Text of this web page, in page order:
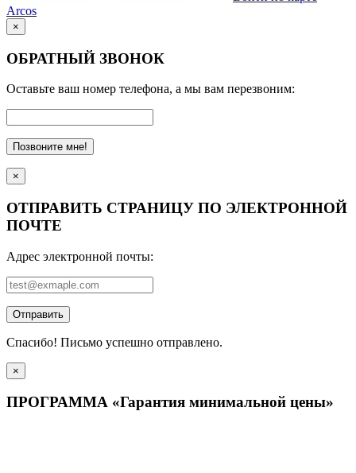
Arcos
×
ОБРАТНЫЙ ЗВОНОК
Оставьте ваш номер телефона, а мы вам перезвоним:
Позвоните мне!
×
ОТПРАВИТЬ СТРАНИЦУ ПО ЭЛЕКТРОННОЙ
ПОЧТЕ
Адрес электронной почты:
Отправить
Спасибо! Письмо успешно отправлено.
×
ПРОГРАММА «Гарантия минимальной цены»